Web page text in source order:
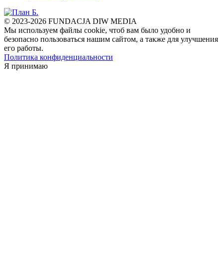
© 2023-2026 FUNDACJA DIW MEDIA
Мы используем файлы cookie, чтоб вам было удобно и
безопасно пользоваться нашим сайтом, а также для улучшения
его работы.
Политика конфиденциальности
Я принимаю